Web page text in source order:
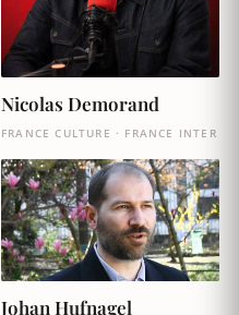
Nicolas Demorand
FRANCE CULTURE · FRANCE INTER
Johan Hufnagel